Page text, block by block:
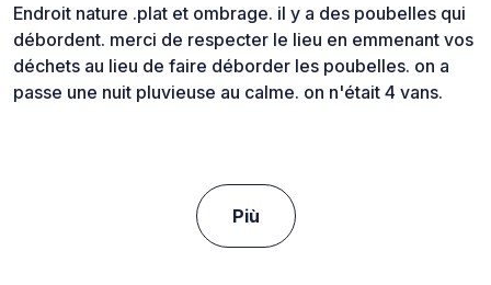
Endroit nature .plat et ombrage. il y a des poubelles qui
débordent. merci de respecter le lieu en emmenant vos
déchets au lieu de faire déborder les poubelles. on a
passe une nuit pluvieuse au calme. on n'était 4 vans.
Più